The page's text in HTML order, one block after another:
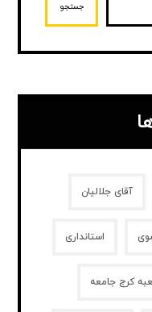
جستجو
آقای جلالیان
استانداری
کرج جامعه